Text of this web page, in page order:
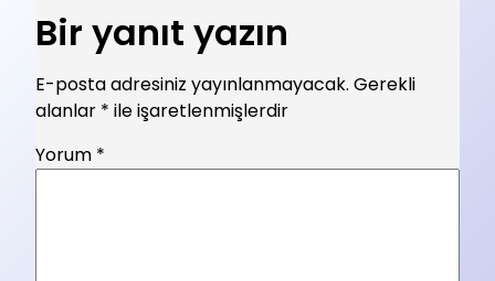
Bir yanıt yazın
E-posta adresiniz yayınlanmayacak. Gerekli
alanlar * ile işaretlenmişlerdir
Yorum *